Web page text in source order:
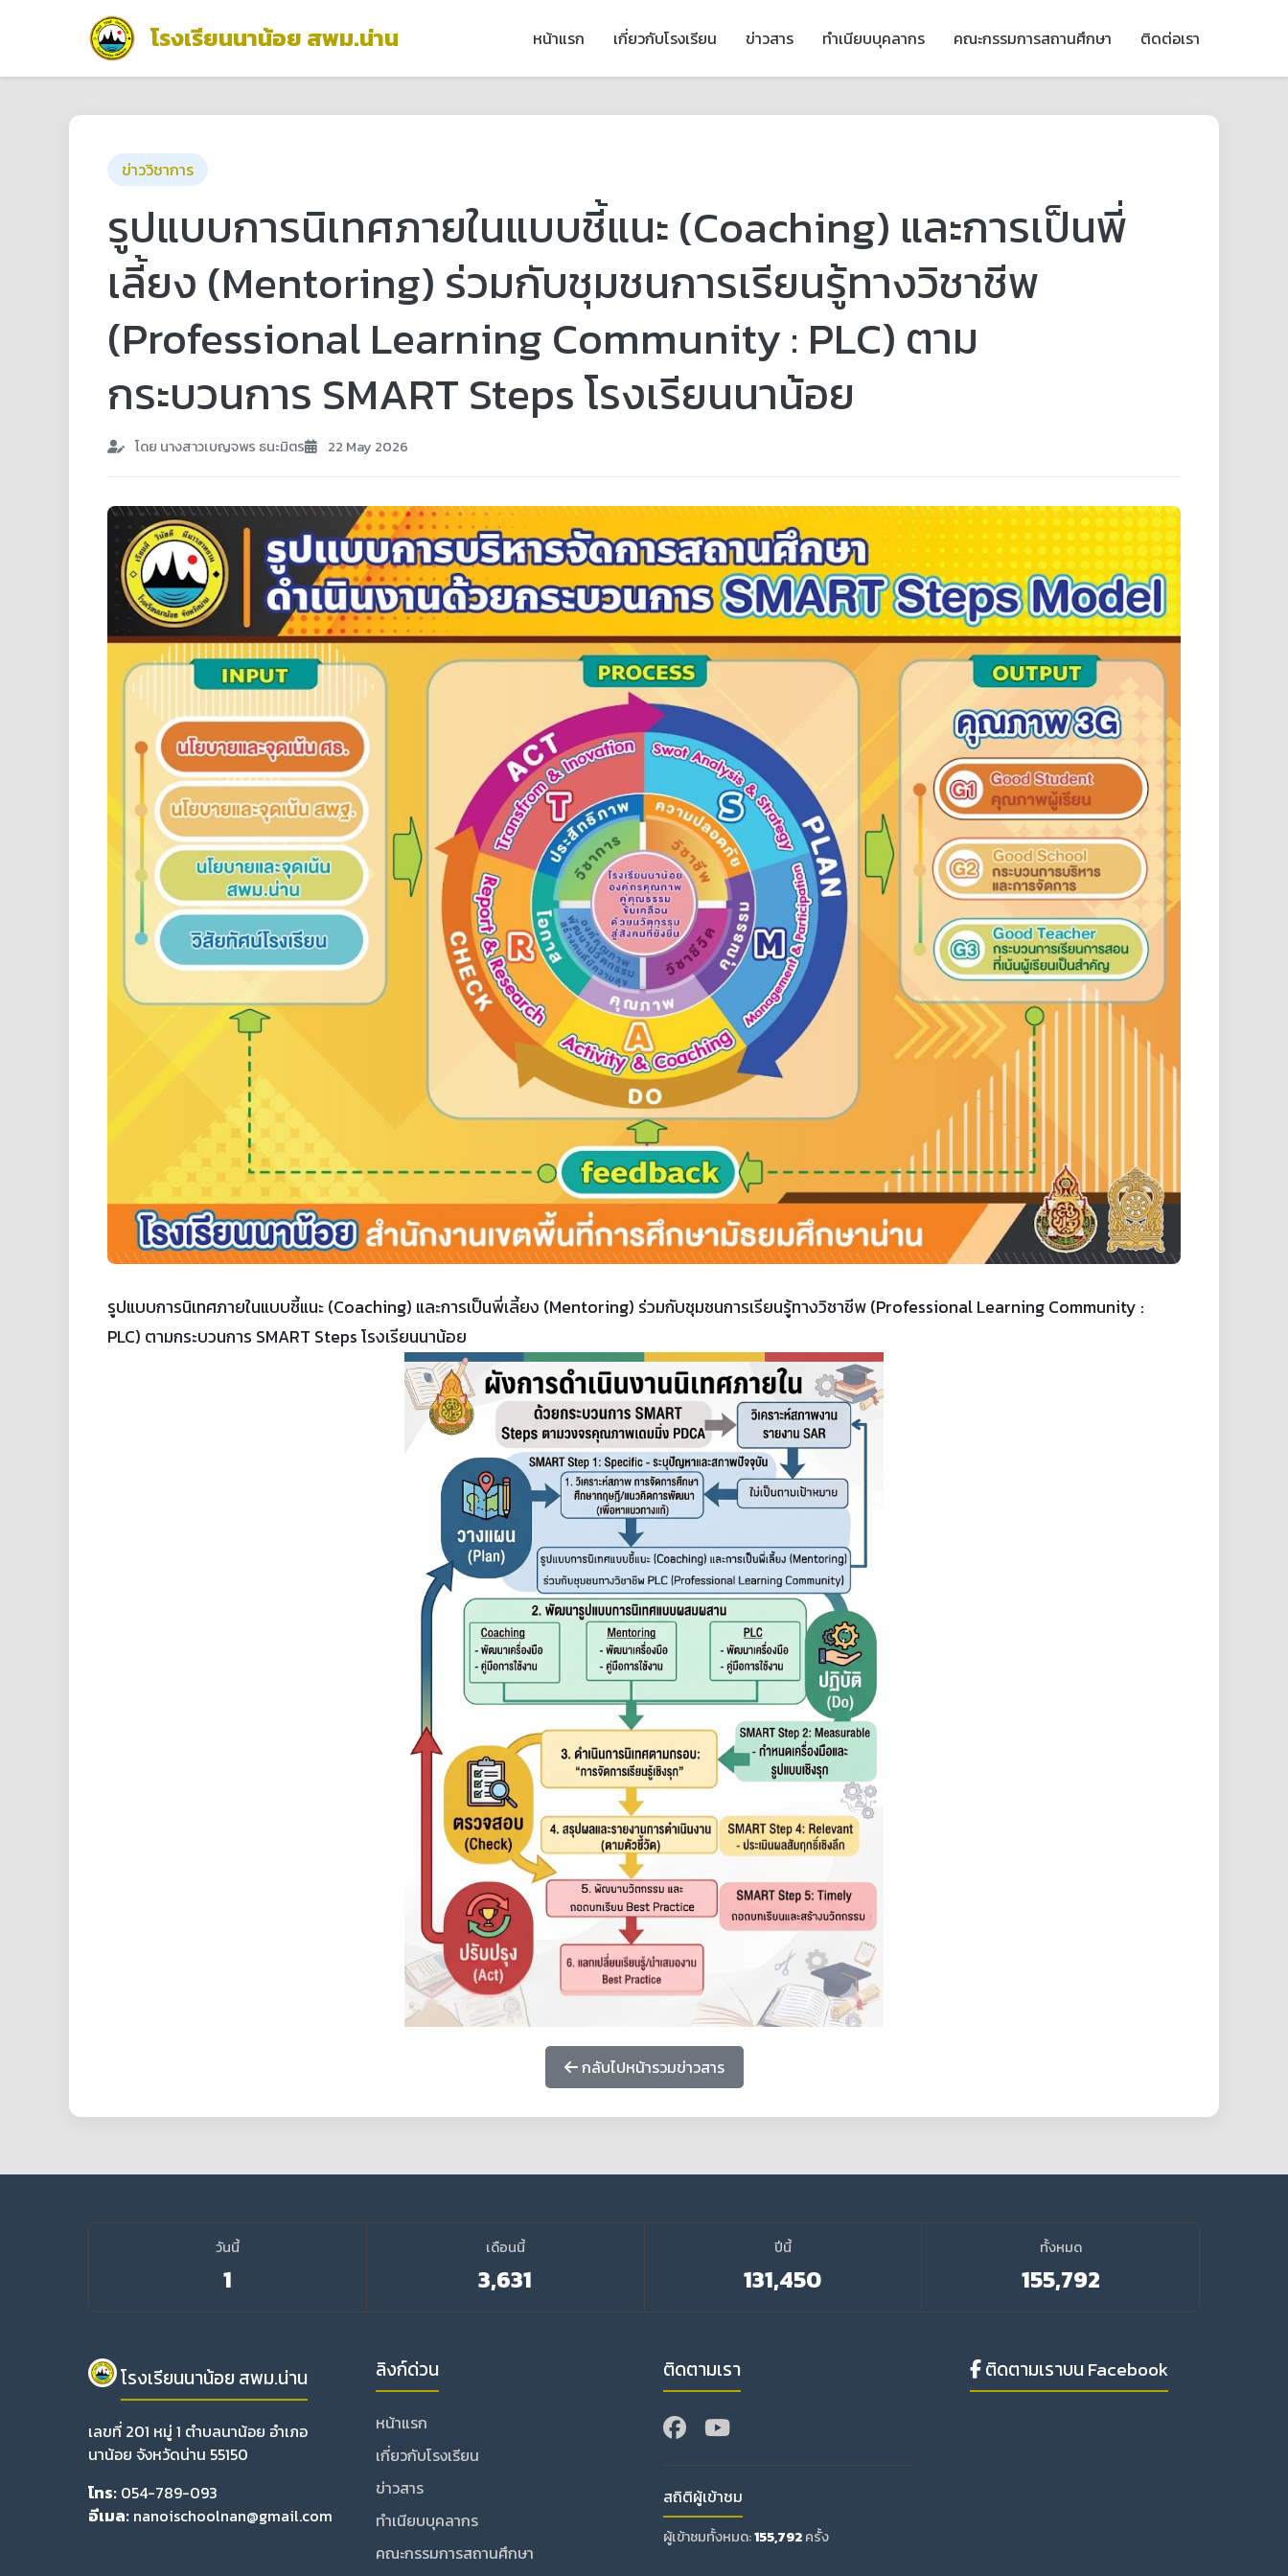
โรงเรียนนาน้อย สพม.น่าน หน้าแรก เกี่ยวกับโรงเรียน ข่าวสาร ทำเนียบบุคลากร คณะกรรมการสถานศึกษา ติดต่อเรา
ข่าววิชาการ
รูปแบบการนิเทศภายในแบบชี้แนะ (Coaching) และการเป็นพี่
เลี้ยง (Mentoring) ร่วมกับชุมชนการเรียนรู้ทางวิชาชีพ
(Professional Learning Community : PLC) ตาม
กระบวนการ SMART Steps โรงเรียนนาน้อย
โดย นางสาวเบญจพร ธนะมิตร 22 May 2026
รูปแบบการนิเทศภายในแบบชี้แนะ (Coaching) และการเป็นพี่เลี้ยง (Mentoring) ร่วมกับชุมชนการเรียนรู้ทางวิชาชีพ (Professional Learning Community :
PLC) ตามกระบวนการ SMART Steps โรงเรียนนาน้อย
กลับไปหน้ารวมข่าวสาร
วันนี้
1
เดือนนี้
3,631
ปีนี้
131,450
ทั้งหมด
155,792
โรงเรียนนาน้อย สพม.น่าน
เลขที่ 201 หมู่ 1 ตำบลนาน้อย อำเภอ
นาน้อย จังหวัดน่าน 55150
โทร: 054-789-093
อีเมล: nanoischoolnan@gmail.com
ลิงก์ด่วน
หน้าแรก
เกี่ยวกับโรงเรียน
ข่าวสาร
ทำเนียบบุคลากร
คณะกรรมการสถานศึกษา
ติดตามเรา
สถิติผู้เข้าชม
ผู้เข้าชมทั้งหมด:155,792ครั้ง
ติดตามเราบน Facebook